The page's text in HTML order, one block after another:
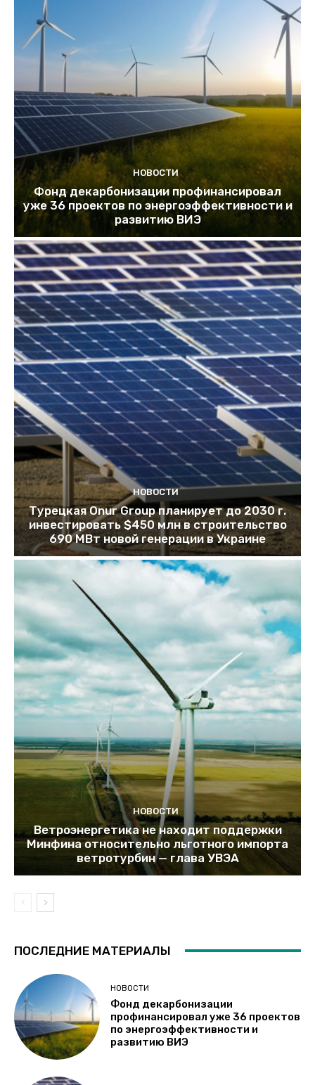
НОВОСТИ
Фонд декарбонизации профинансировал
уже 36 проектов по энергоэффективности и
развитию ВИЭ
НОВОСТИ
Турецкая Onur Group планирует до 2030 г.
инвестировать $450 млн в строительство
690 МВт новой генерации в Украине
НОВОСТИ
Ветроэнергетика не находит поддержки
Минфина относительно льготного импорта
ветротурбин — глава УВЭА
ПОСЛЕДНИЕ МАТЕРИАЛЫ
НОВОСТИ
Фонд декарбонизации
профинансировал уже 36 проектов
по энергоэффективности и
развитию ВИЭ